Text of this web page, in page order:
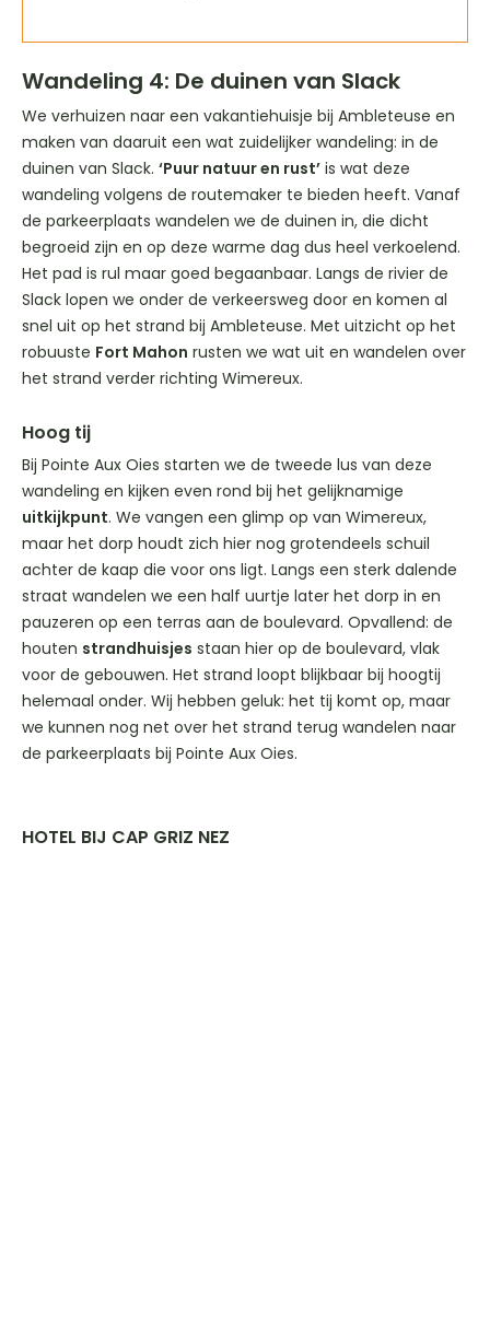
Wandeling 4: De duinen van Slack
We verhuizen naar een vakantiehuisje bij Ambleteuse en
maken van daaruit een wat zuidelijker wandeling: in de
duinen van Slack. ‘Puur natuur en rust’ is wat deze
wandeling volgens de routemaker te bieden heeft. Vanaf
de parkeerplaats wandelen we de duinen in, die dicht
begroeid zijn en op deze warme dag dus heel verkoelend.
Het pad is rul maar goed begaanbaar. Langs de rivier de
Slack lopen we onder de verkeersweg door en komen al
snel uit op het strand bij Ambleteuse. Met uitzicht op het
robuuste Fort Mahon rusten we wat uit en wandelen over
het strand verder richting Wimereux.
Hoog tij
Bij Pointe Aux Oies starten we de tweede lus van deze
wandeling en kijken even rond bij het gelijknamige
uitkijkpunt. We vangen een glimp op van Wimereux,
maar het dorp houdt zich hier nog grotendeels schuil
achter de kaap die voor ons ligt. Langs een sterk dalende
straat wandelen we een half uurtje later het dorp in en
pauzeren op een terras aan de boulevard. Opvallend: de
houten strandhuisjes staan hier op de boulevard, vlak
voor de gebouwen. Het strand loopt blijkbaar bij hoogtij
helemaal onder. Wij hebben geluk: het tij komt op, maar
we kunnen nog net over het strand terug wandelen naar
de parkeerplaats bij Pointe Aux Oies.
HOTEL BIJ CAP GRIZ NEZ